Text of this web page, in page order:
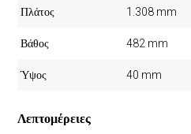
Πλάτος 1.308 mm
Βάθος 482 mm
Ύψος 40 mm
Λεπτομέρειες